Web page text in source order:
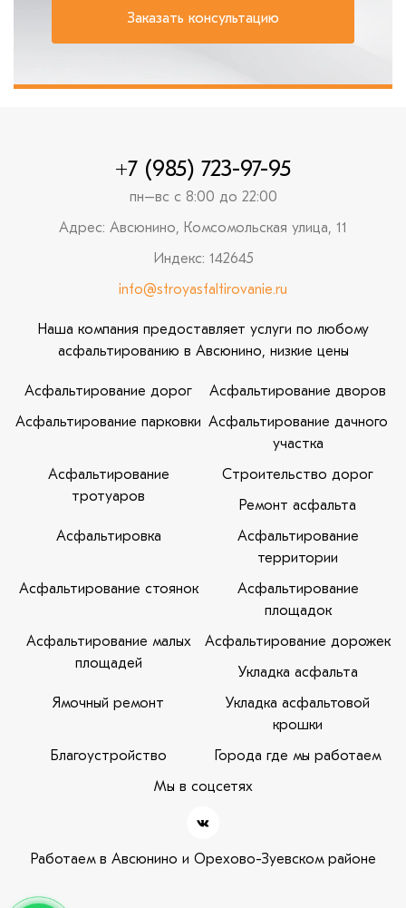
+7 (985) 723-97-95
пн–вс с 8:00 до 22:00
Адрес: Авсюнино, Комсомольская улица, 11
Индекс: 142645
info@stroyasfaltirovanie.ru
Наша компания предоставляет услуги по любому
асфальтированию в Авсюнино, низкие цены
Асфальтирование дорог
Асфальтирование дворов
Асфальтирование парковки Асфальтирование дачного
участка
Асфальтирование
тротуаров
Строительство дорог
Ремонт асфальта
Асфальтировка
Асфальтирование
территории
Асфальтирование стоянок
Асфальтирование
площадок
Асфальтирование малых
площадей
Асфальтирование дорожек
Укладка асфальта
Ямочный ремонт
Укладка асфальтовой
крошки
Благоустройство
Города где мы работаем
Мы в соцсетях
Работаем в Авсюнино и Орехово-Зуевском районе